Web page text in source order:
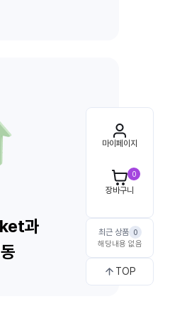
마이페이지
0
장바구니
최근 상품 0
해당내용 없음
TOP